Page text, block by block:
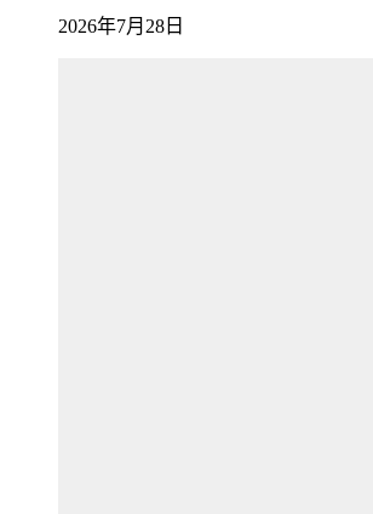
2026年7月28日